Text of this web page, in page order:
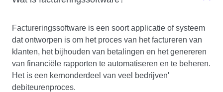
Factureringssoftware is een soort applicatie of systeem
dat ontworpen is om het proces van het factureren van
klanten, het bijhouden van betalingen en het genereren
van financiële rapporten te automatiseren en te beheren.
Het is een kernonderdeel van veel bedrijven'
debiteurenproces.